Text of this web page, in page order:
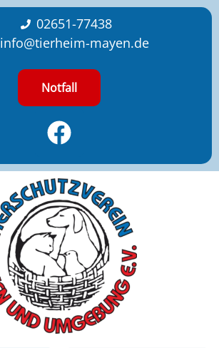
02651-77438
info@tierheim-mayen.de
Notfall